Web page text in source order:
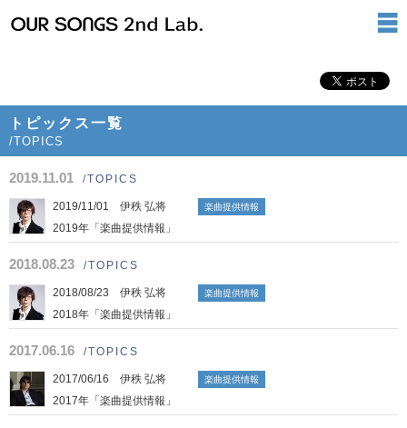
トピックス一覧
/TOPICS
2019.11.01 /TOPICS
2019/11/01 伊秩 弘将 楽曲提供情報
2019年「楽曲提供情報」
2018.08.23 /TOPICS
2018/08/23 伊秩 弘将 楽曲提供情報
2018年「楽曲提供情報」
2017.06.16 /TOPICS
2017/06/16 伊秩 弘将 楽曲提供情報
2017年「楽曲提供情報」